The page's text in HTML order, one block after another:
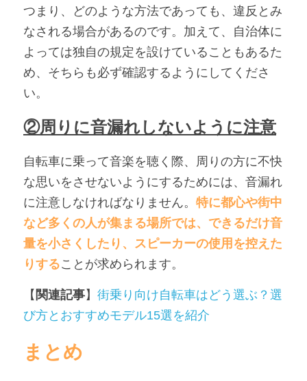
つまり、どのような方法であっても、違反とみ
なされる場合があるのです。加えて、自治体に
よっては独自の規定を設けていることもあるた
め、そちらも必ず確認するようにしてくださ
い。
②周りに音漏れしないように注意
自転車に乗って音楽を聴く際、周りの方に不快
な思いをさせないようにするためには、音漏れ
に注意しなければなりません。 特に都心や街中
など多くの人が集まる場所では、できるだけ音
量を小さくしたり、スピーカーの使用を控えた
りすることが求められます。
【 関連記事】 街乗り向け自転車はどう選ぶ？選
び方とおすすめモデル15選を紹介
まとめ